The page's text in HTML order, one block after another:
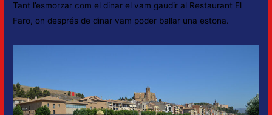
Tant l’esmorzar com el dinar el vam gaudir al Restaurant El
Faro, on després de dinar vam poder ballar una estona.